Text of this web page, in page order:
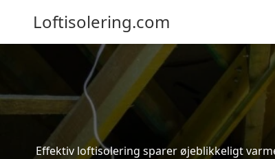
Loftisolering.com
Effektiv loftisolering sparer øjeblikkeligt